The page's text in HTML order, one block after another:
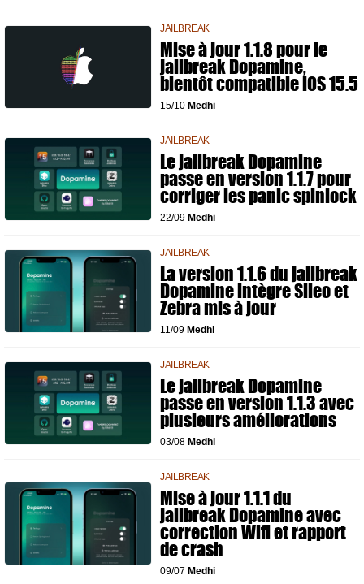
JAILBREAK
Mise à jour 1.1.8 pour le
jailbreak Dopamine,
bientôt compatible iOS 15.5
15/10 Medhi
JAILBREAK
Le jailbreak Dopamine
passe en version 1.1.7 pour
corriger les panic spinlock
22/09 Medhi
JAILBREAK
La version 1.1.6 du jailbreak
Dopamine intègre Sileo et
Zebra mis à jour
11/09 Medhi
JAILBREAK
Le jailbreak Dopamine
passe en version 1.1.3 avec
plusieurs améliorations
03/08 Medhi
JAILBREAK
Mise à jour 1.1.1 du
jailbreak Dopamine avec
correction Wifi et rapport
de crash
09/07 Medhi